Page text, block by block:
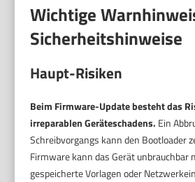
Wichtige
Sicherheitshinweise
Haupt-Risiken
Beim Firmware-Update besteht das
irreparablen Geräteschadens. Ein
Schreibvorgangs kann den Bootloader
Firmware kann das Gerät unbrauchbar
gespeicherte Vorlagen oder